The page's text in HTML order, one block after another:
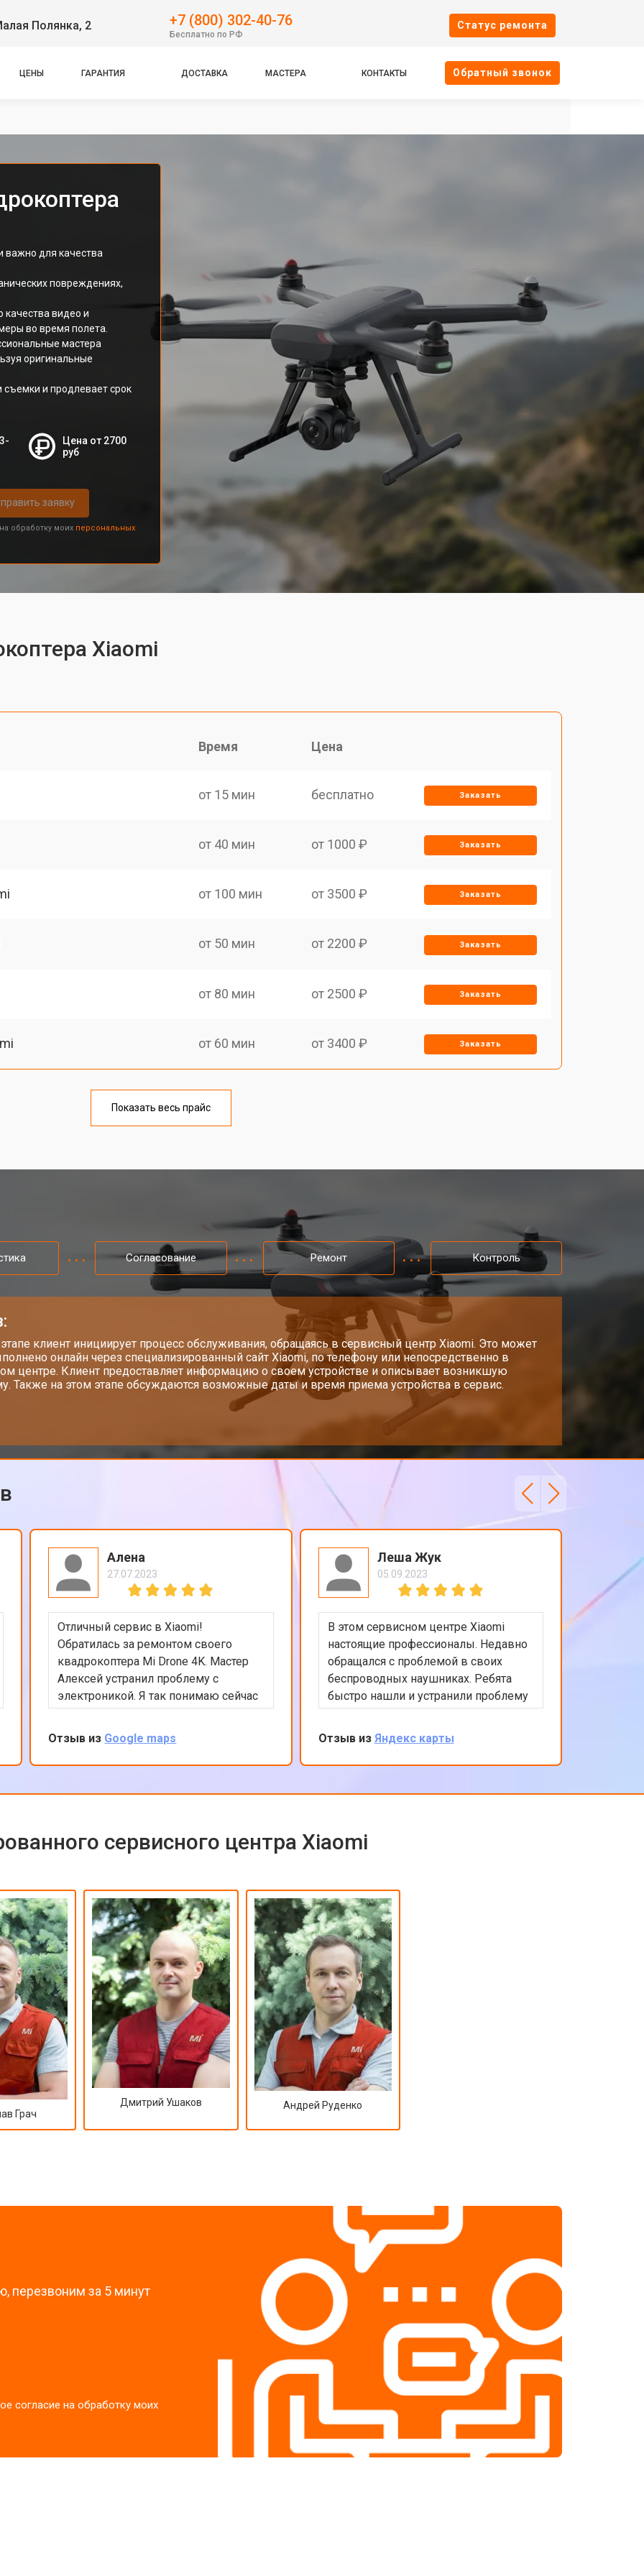
Полянка, 2 +7 (800) 302-40-76
Бесплатно по РФ
Cтатус ремонта
ЦЕНЫ ГАРАНТИЯ ДОСТАВКА МАСТЕРА КОНТАКТЫ Oбратный звонок
важно для качества
повреждениях,
качества видео и
во время полета.
мастера
оригинальные
съемки и продлевает срок
Цена от 2700
руб
заявку
обработку моих персональных
Xiaomi
Время Цена
от 15 мин бесплатно Заказать
от 40 мин от 1000 ₽ Заказать
от 100 мин от 3500 ₽ Заказать
от 50 мин от 2200 ₽ Заказать
от 80 мин от 2500 ₽ Заказать
от 60 мин от 3400 ₽ Заказать
от 60 мин
от 60 мин от 1500 ₽ Заказать
от 50 мин от 1600 ₽
от 60 мин от 1000 ₽ Заказать
от 50 мин от 1800 ₽ Заказать
от 3600 ₽
Показать весь прайс
Согласование Ремонт Контроль
клиент инициирует процесс обслуживания, обращаясь в сервисный центр Xiaomi. Это может
онлайн через специализированный сайт Xiaomi, по телефону или непосредственно в
центре. Клиент предоставляет информацию о своем устройстве и описывает возникшую
Также на этом этапе обсуждаются возможные даты и время приема устройства в сервис.
Алена
27.07.2023
Отличный сервис в Xiaomi!
Обратилась за ремонтом своего
квадрокоптера Mi Drone 4K. Мастер
Алексей устранил проблему с
электроникой. Я так понимаю сейчас
квадрокоптеры часто в сервсиы
прилетают на ремонт и цены на них
взлетели ай-ай. Вообще в сервисе
все было сделано быстро и
приемлемой с учетом нынешних цен
технику!
Отзыв из Google maps
Леша Жук
05.09.2023
В этом сервисном центре Xiaomi
настоящие профессионалы. Недавно
обращался с проблемой в своих
беспроводных наушниках. Ребята
быстро нашли и устранили проблему
с подключением. Цены адекватные,
обслуживание на высоком уровне.
Отзыв из Яндекс карты
сервисного центра Xiaomi
Грач
Дмитрий Ушаков Андрей Руденко
перезвоним за 5 минут
согласие на обработку моих